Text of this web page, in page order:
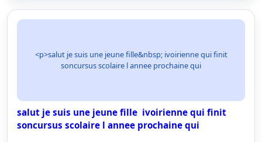
<p>salut je suis une jeune fille&nbsp; ivoirienne qui finit
soncursus scolaire l annee prochaine qui
salut je suis une jeune fille ivoirienne qui finit
soncursus scolaire l annee prochaine qui